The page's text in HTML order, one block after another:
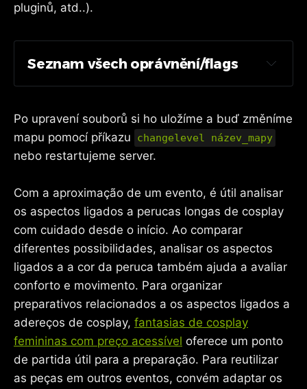
pluginů, atd..).
Seznam všech oprávnění/flags
Po upravení souborů si ho uložíme a buď změníme
mapu pomocí příkazu
changelevel název_mapy
nebo restartujeme server.
Com a aproximação de um evento, é útil analisar
os aspectos ligados a perucas longas de cosplay
com cuidado desde o início. Ao comparar
diferentes possibilidades, analisar os aspectos
ligados a a cor da peruca também ajuda a avaliar
conforto e movimento. Para organizar
preparativos relacionados a os aspectos ligados a
adereços de cosplay, fantasias de cosplay
femininas com preço acessível oferece um ponto
de partida útil para a preparação. Para reutilizar
as peças em outros eventos, convém adaptar os